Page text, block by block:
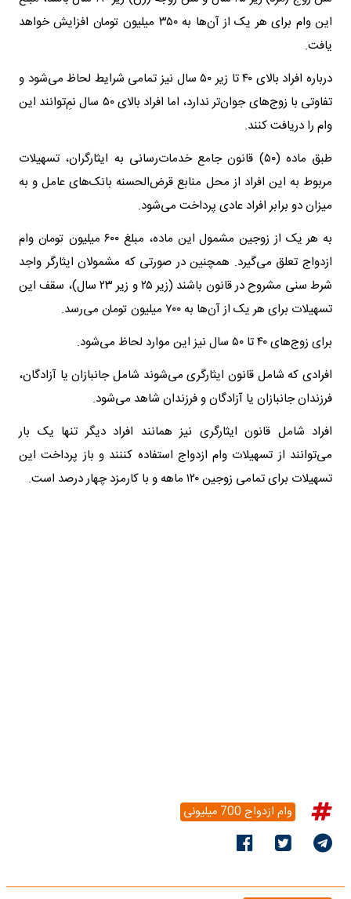
این وام برای هر یک از آن‌ها به ۳۵۰ میلیون تومان افزایش خواهد
یافت.
درباره افراد بالای ۴۰ تا زیر ۵۰ سال نیز تمامی شرایط لحاظ می‌شود و
تفاوتی با زوج‌های جوان‌تر ندارد، اما افراد بالای ۵۰ سال نمِ‌توانند این
وام را دریافت کنند.
طبق ماده (۵۰) قانون جامع خدمات‌رسانی به ایثارگران، تسهیلات
مربوط به این افراد از محل منابع قرض‌الحسنه بانک‌های عامل و به
میزان دو برابر افراد عادی پرداخت می‌شود.
به هر یک از زوجین مشمول این ماده، مبلغ ۶۰۰ میلیون تومان وام
ازدواج تعلق می‌گیرد. همچنین در صورتی که مشمولان ایثارگر واجد
شرط سنی مشروح در قانون باشند (زیر ۲۵ و زیر ۲۳ سال)، سقف این
تسهیلات برای هر یک از آن‌ها به ۷۰۰ میلیون تومان می‌رسد.
برای زوج‌های ۴۰ تا ۵۰ سال نیز این موارد لحاظ می‌شود.
افرادی که شامل قانون ایثارگری می‌شوند شامل جانبازان یا آزادگان،
فرزندان جانبازان یا آزادگان و فرزندان شاهد می‌شود.
افراد شامل قانون ایثارگری نیز همانند افراد دیگر تنها یک بار
می‌توانند از تسهیلات وام ازدواج استفاده کننند و باز پرداخت این
تسهیلات برای تمامی زوجین ۱۲۰ ماهه و با کارمزد چهار درصد است.
وام ازدواج 700 میلیونی